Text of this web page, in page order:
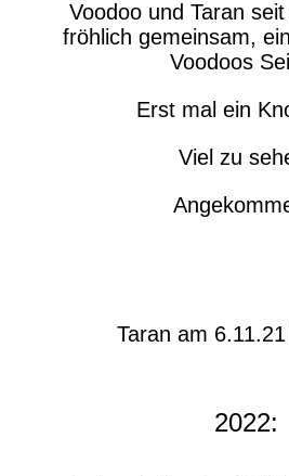
Voodoo und Taran
fröhlich gemeinsam,
Voodoos
Erst mal ein
Viel zu
Taran am
2022: